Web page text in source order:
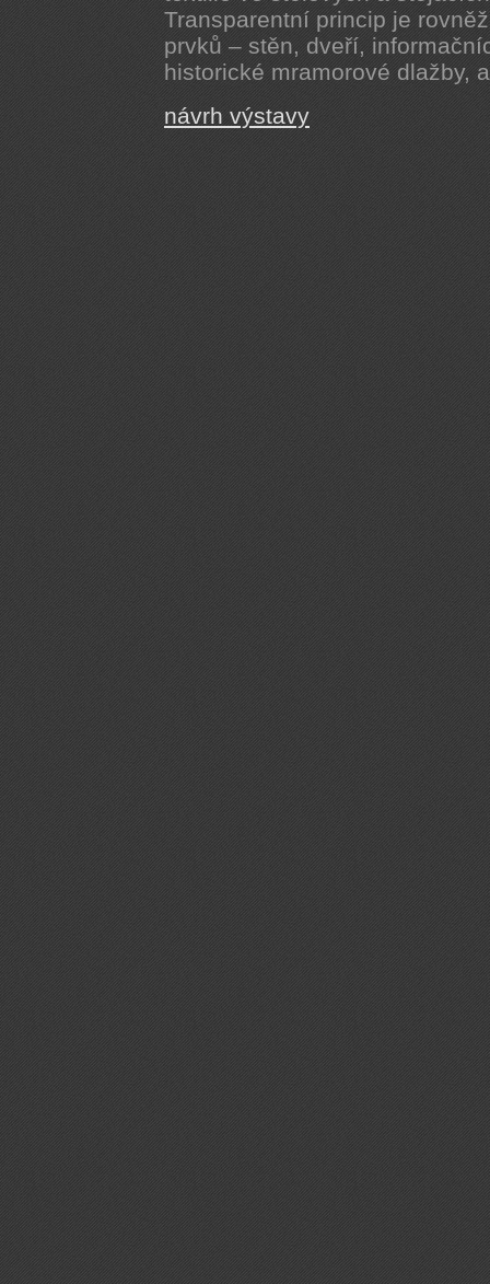
Transparentní princip je
prvků – stěn, dveří,
historické mramorové dlažby,
návrh výstavy